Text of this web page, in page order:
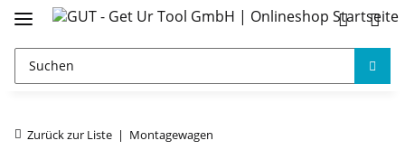
Zurück zur Liste Montagewagen